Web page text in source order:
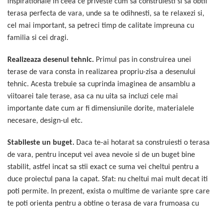
Topoare
terasa perfecta de vara, unde sa te odihnesti, sa te relaxezi si,
cel mai important, sa petreci timp de calitate impreuna cu
familia si cei dragi.
Realizeaza desenul tehnic. Primul pas in construirea unei
terase de vara consta in realizarea propriu-zisa a desenului
tehnic. Acesta trebuie sa cuprinda imaginea de ansamblu a
viitoarei tale terase, asa ca nu uita sa incluzi cele mai
importante date cum ar fi dimensiunile dorite, materialele
necesare, design-ul etc.
Stabileste un buget. Daca te-ai hotarat sa construiesti o terasa
de vara, pentru inceput vei avea nevoie si de un buget bine
stabilit, astfel incat sa stii exact ce suma vei cheltui pentru a
duce proiectul pana la capat. Sfat: nu cheltui mai mult decat iti
poti permite. In prezent, exista o multime de variante spre care
te poti orienta pentru a obtine o terasa de vara frumoasa cu